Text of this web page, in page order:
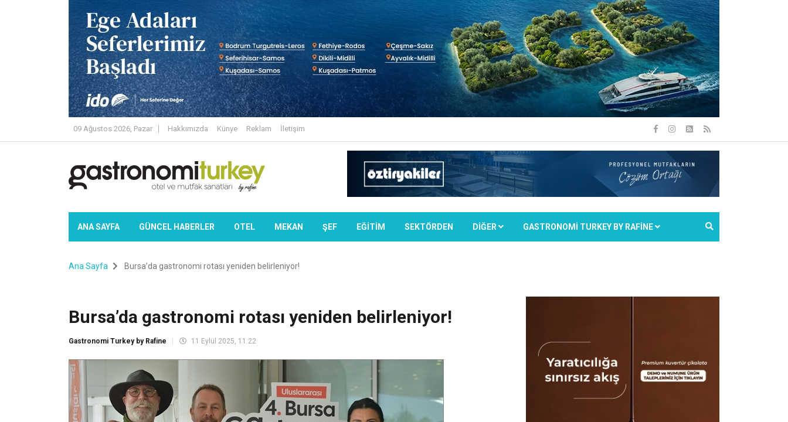
09 Ağustos 2026, Pazar Hakkımızda Künye Reklam İletişim
ANA SAYFA GÜNCEL HABERLER OTEL MEKAN ŞEF EĞİTİM SEKTÖRDEN DIĞER GASTRONOMİ TURKEY BY RAFİNE
Ana Sayfa Bursa’da gastronomi rotası yeniden belirleniyor!
Bursa’da gastronomi rotası yeniden belirleniyor!
Gastronomi Turkey by Rafine 11 Eylül 2025, 11:22